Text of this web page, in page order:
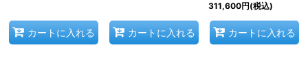
カートに入れる カートに入れる
311,600円(税込)
カートに入れる